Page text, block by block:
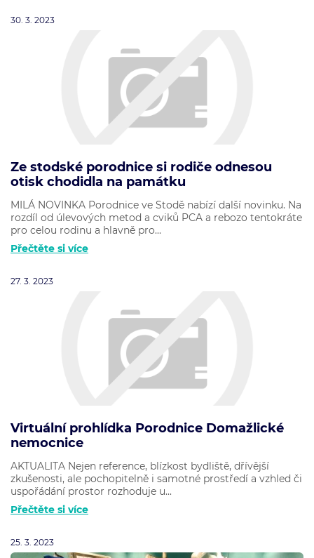
30. 3. 2023
Ze stodské porodnice si rodiče odnesou
otisk chodidla na památku
MILÁ NOVINKA Porodnice ve Stodě nabízí další novinku. Na
rozdíl od úlevových metod a cviků PCA a rebozo tentokráte
pro celou rodinu a hlavně pro...
Přečtěte si více
27. 3. 2023
Virtuální prohlídka Porodnice Domažlické
nemocnice
AKTUALITA Nejen reference, blízkost bydliště, dřívější
zkušenosti, ale pochopitelně i samotné prostředí a vzhled či
uspořádání prostor rozhoduje u...
Přečtěte si více
25. 3. 2023